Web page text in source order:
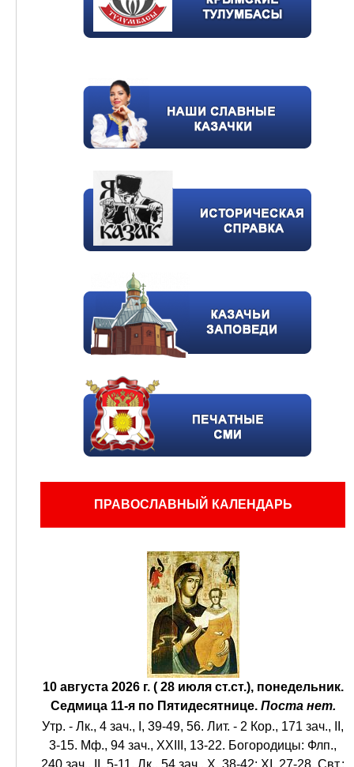
ПРАВОСЛАВНЫЙ КАЛЕНДАРЬ
10 августа 2026 г. ( 28 июля ст.ст.), понедельник.
Седмица 11-я по Пятидесятнице. Поста нет.
Утр. - Лк., 4 зач., I, 39-49, 56. Лит. - 2 Кор., 171 зач., II,
3-15. Мф., 94 зач., XXIII, 13-22. Богородицы: Флп.,